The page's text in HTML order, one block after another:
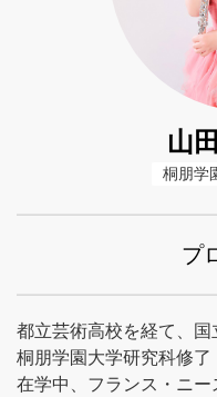
山
桐朋学
プ
都立芸術高校を経て、国
桐朋学園大学研究科修了
在学中、フランス・ニ